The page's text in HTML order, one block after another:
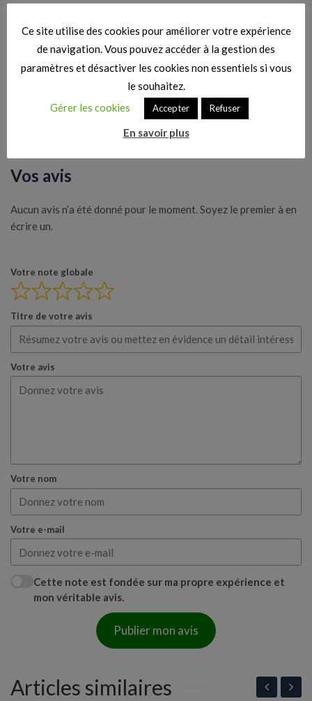
Créateur de singularités.
Critiques de films : nos avis sur les sorties
Vos avis
Aucun avis n’a été donné pour le moment. Soyez le premier à en
écrire un.
Votre note globale
Titre de votre avis
Votre avis
Votre nom
Votre e-mail
Cette note est fondée sur ma propre expérience et
mon véritable avis.
Publier mon avis
Articles similaires
Ce site utilise des cookies pour améliorer votre expérience
de navigation. Vous pouvez accéder à la gestion des
paramètres et désactiver les cookies non essentiels si vous
le souhaitez.
Gérer les cookies
Accepter Refuser
En savoir plus